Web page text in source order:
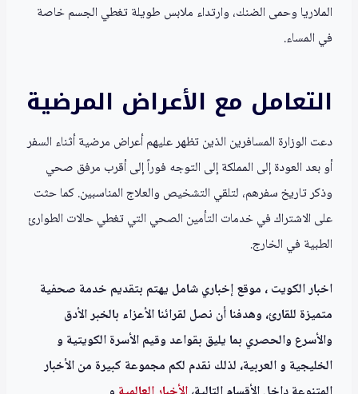
الملاريا وحمى الضنك، وارتداء ملابس طويلة تغطي الجسم خاصة
في المساء.
التعامل مع الأعراض المرضية
دعت الوزارة المسافرين الذين تظهر عليهم أعراض مرضية أثناء السفر
أو بعد العودة إلى المملكة إلى التوجه فوراً إلى أقرب مرفق صحي
وذكر تاريخ سفرهم، لتلقي التشخيص والعلاج المناسبين. كما حثت
على الاشتراك في خدمات التأمين الصحي التي تغطي حالات الطوارئ
الطبية في الخارج.
اخبار الكويت ، موقع إخباري شامل يهتم بتقديم خدمة صحفية
متميزة للقارئ، وهدفنا أن نصل لقرائنا الأعزاء بالخبر الأدق
والأسرع والحصري بما يليق بقواعد وقيم الأسرة الكويتية و
الخليجية و العربية، لذلك نقدم لكم مجموعة كبيرة من الأخبار